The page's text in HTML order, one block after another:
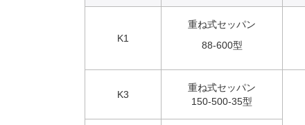
K1
重ね式セッパン
88-600型
K3
重ね式セッパン
150-500-35型